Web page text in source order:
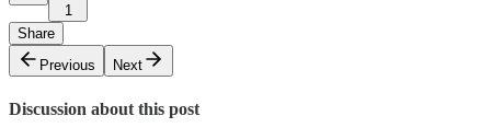
1
Share
Previous
Next
Discussion about this post